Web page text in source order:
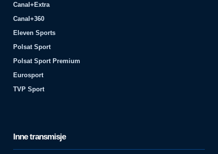
Canal+Extra
Canal+360
Eleven Sports
Polsat Sport
Polsat Sport Premium
Eurosport
TVP Sport
Inne transmisje